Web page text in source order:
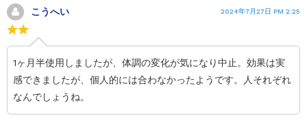
こうへい 2024年7月27日 PM 2:25
1ヶ月半使用しましたが、体調の変化が気になり中止。効果は実
感できましたが、個人的には合わなかったようです。人それぞれ
なんでしょうね。